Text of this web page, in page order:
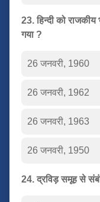
23. हिन्दी को राजकीय
गया ?
26 जनवरी, 1960
26 जनवरी, 1962
26 जनवरी, 1963
26 जनवरी, 1950
24. द्रविड़ समूह से